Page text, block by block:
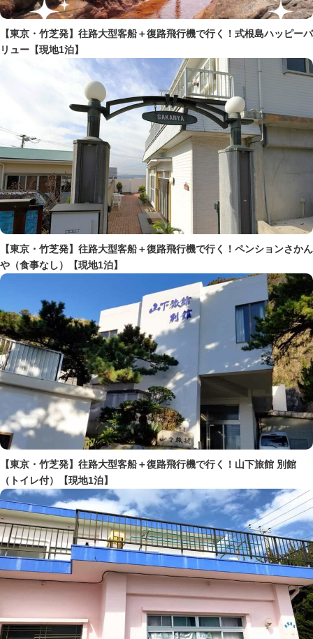
【東京・竹芝発】往路大型客船＋復路飛行機で行く！式根島ハッピーバ
リュー【現地1泊】
【東京・竹芝発】往路大型客船＋復路飛行機で行く！ペンションさかん
や（食事なし）【現地1泊】
【東京・竹芝発】往路大型客船＋復路飛行機で行く！山下旅館 別館
（トイレ付）【現地1泊】